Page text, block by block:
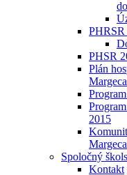
PHRSR
PHSR
Plán
2015
Spoločný
Kontakt